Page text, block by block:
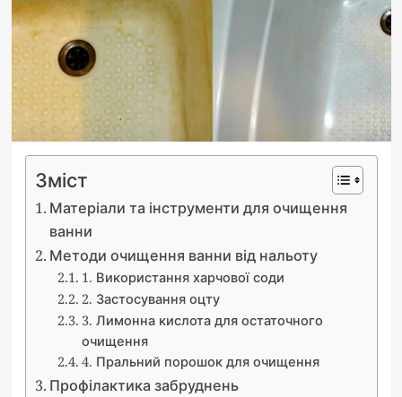
Зміст
Матеріали та інструменти для очищення
ванни
Методи очищення ванни від нальоту
1. Використання харчової соди
2. Застосування оцту
3. Лимонна кислота для остаточного
очищення
4. Пральний порошок для очищення
Профілактика забруднень